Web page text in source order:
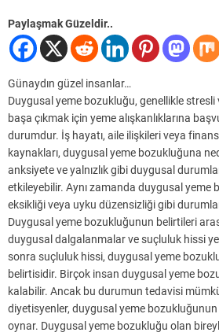
Paylaşmak Güzeldir..
Günaydın güzel insanlar…
Duygusal yeme bozukluğu, genellikle
başa çıkmak için yeme alışkanlıklarına
durumdur. İş hayatı, aile ilişkileri veya
kaynakları, duygusal yeme bozukluğuna
anksiyete ve yalnızlık gibi duygusal
etkileyebilir. Aynı zamanda duygusal yeme
eksikliği veya uyku düzensizliği gibi
Duygusal yeme bozukluğunun belirtileri
duygusal dalgalanmalar ve suçluluk hissi
sonra suçluluk hissi, duygusal yeme
belirtisidir. Birçok insan duygusal yeme
kalabilir. Ancak bu durumun tedavisi
diyetisyenler, duygusal yeme
oynar. Duygusal yeme bozukluğu olan